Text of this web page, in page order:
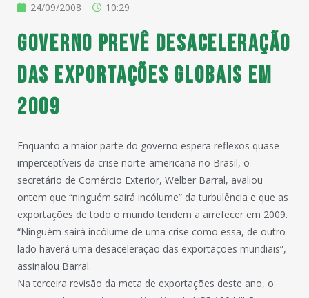
24/09/2008 10:29
Governo prevê desaceleração
das exportações globais em
2009
Enquanto a maior parte do governo espera reflexos quase
imperceptíveis da crise norte-americana no Brasil, o
secretário de Comércio Exterior, Welber Barral, avaliou
ontem que “ninguém sairá incólume” da turbulência e que as
exportações de todo o mundo tendem a arrefecer em 2009.
“Ninguém sairá incólume de uma crise como essa, de outro
lado haverá uma desaceleração das exportações mundiais”,
assinalou Barral.
Na terceira revisão da meta de exportações deste ano, o